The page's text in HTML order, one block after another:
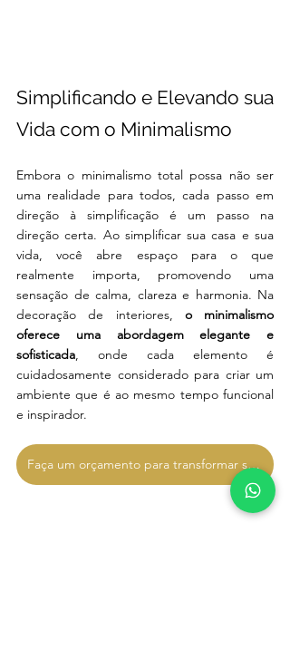
Simplificando e Elevando sua
Vida com o Minimalismo
Embora o minimalismo total possa não ser
uma realidade para todos, cada passo em
direção à simplificação é um passo na
direção certa. Ao simplificar sua casa e sua
vida, você abre espaço para o que
realmente importa, promovendo uma
sensação de calma, clareza e harmonia. Na
decoração de interiores, o minimalismo
oferece uma abordagem elegante e
sofisticada, onde cada elemento é
cuidadosamente considerado para criar um
ambiente que é ao mesmo tempo funcional
e inspirador.
Faça um orçamento para transformar sua vida!